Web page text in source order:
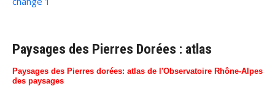
Paysages des Pierres Dorées : atlas
Paysages des Pierres dorées: atlas de l'Observatoire Rhône-Alpes
des paysages